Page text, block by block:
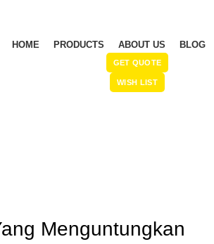
HOME PRODUCTS ABOUT US BLOG
GET QUOTE
WISH LIST
Menguntungkan